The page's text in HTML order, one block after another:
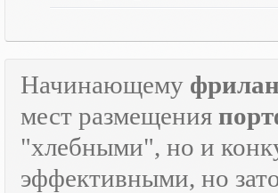
Начинающему
мест размещения
"хлебными", но и
эффективными, но